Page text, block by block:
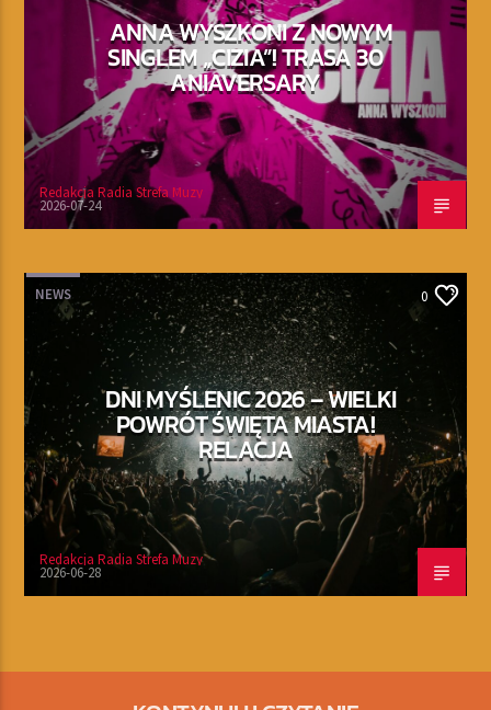
ANNA WYSZKONI Z NOWYM
SINGLEM „CIZIA”! TRASA 30
ANIAVERSARY
Redakcja Radia Strefa Muzy
2026-07-24
NEWS 0
DNI MYŚLENIC 2026 – WIELKI
POWRÓT ŚWIĘTA MIASTA!
RELACJA
Redakcja Radia Strefa Muzy
2026-06-28